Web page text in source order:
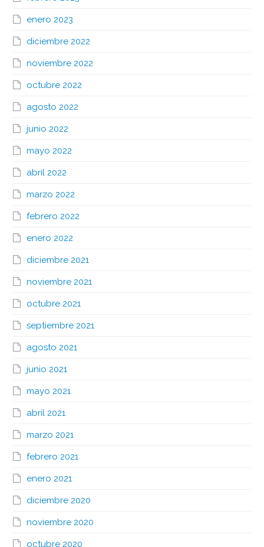
enero 2023
diciembre 2022
noviembre 2022
octubre 2022
agosto 2022
junio 2022
mayo 2022
abril 2022
marzo 2022
febrero 2022
enero 2022
diciembre 2021
noviembre 2021
octubre 2021
septiembre 2021
agosto 2021
junio 2021
mayo 2021
abril 2021
marzo 2021
febrero 2021
enero 2021
diciembre 2020
noviembre 2020
octubre 2020